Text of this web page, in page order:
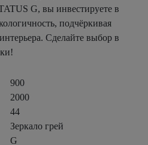
G, вы инвестируете в
подчёркивая
Сделайте выбор в
900
2000
44
Зеркало грей
G